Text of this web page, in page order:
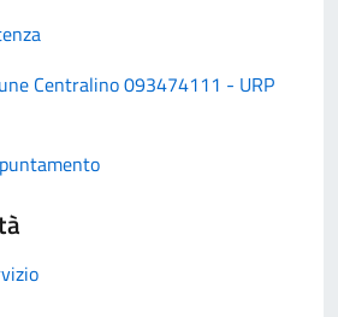
Centralino 093474111 - URP